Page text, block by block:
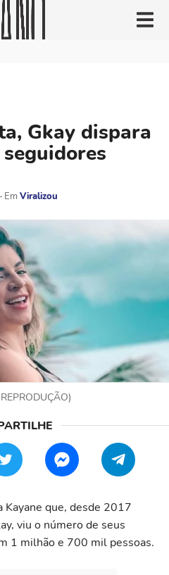
Gkay dispara
Viralizou
que, desde 2017
viu o número de seus
1 milhão e 700 mil pessoas.